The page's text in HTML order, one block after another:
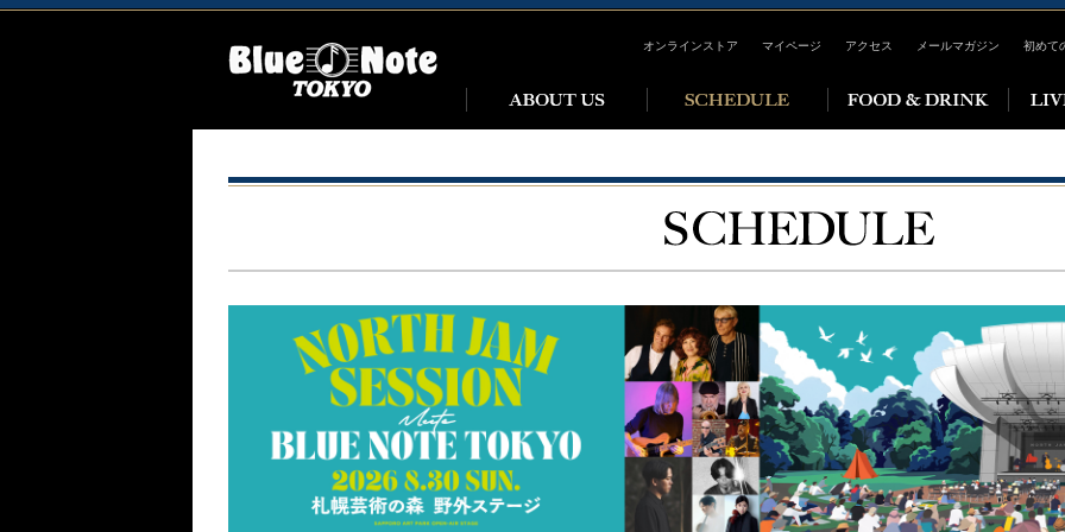
オンラインストア マイページ アクセス メールマガジン 初めて